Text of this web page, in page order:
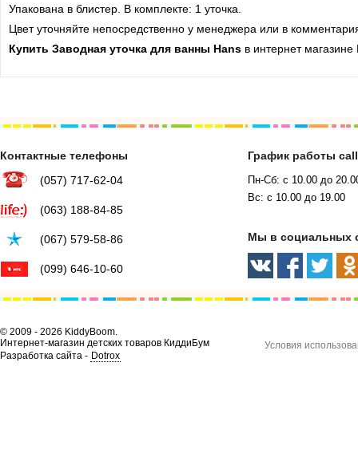
Упакована в блистер. В комплекте: 1 уточка.
Цвет уточняйте непосредственно у менеджера или в
Купить Заводная уточка для ванны Hans в интернет
Контактные телефоны
(057) 717-62-04
(063) 188-84-85
(067) 579-58-86
(099) 646-10-60
График работы
Пн-Сб: с 10.00 до
Вс: с 10.00 до 19.00
Мы в социальных
© 2009 - 2026 KiddyBoom.
Интернет-магазин детских товаров КиддиБум
Разработка сайта - Dotrox
Условия